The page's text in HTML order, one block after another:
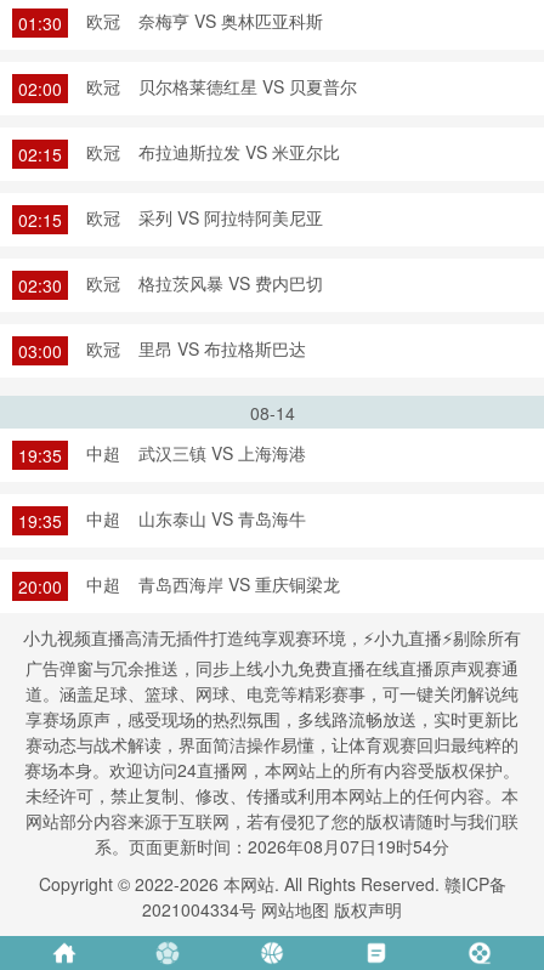
01:30 欧冠 奈梅亨 VS 奥林匹亚科斯
02:00 欧冠 贝尔格莱德红星 VS 贝夏普尔
02:15 欧冠 布拉迪斯拉发 VS 米亚尔比
02:15 欧冠 采列 VS 阿拉特阿美尼亚
02:30 欧冠 格拉茨风暴 VS 费内巴切
03:00 欧冠 里昂 VS 布拉格斯巴达
08-14
19:35
中超 武汉三镇 VS 上海海港
19:35 中超 山东泰山 VS 青岛海牛
20:00 中超 青岛西海岸 VS 重庆铜梁龙
小九视频直播高清无插件打造纯享观赛环境，⚡小九直播⚡剔除所有
广告弹窗与冗余推送，同步上线小九免费直播在线直播原声观赛通
道。涵盖足球、篮球、网球、电竞等精彩赛事，可一键关闭解说纯
享赛场原声，感受现场的热烈氛围，多线路流畅放送，实时更新比
赛动态与战术解读，界面简洁操作易懂，让体育观赛回归最纯粹的
赛场本身。欢迎访问24直播网，本网站上的所有内容受版权保护。
未经许可，禁止复制、修改、传播或利用本网站上的任何内容。本
网站部分内容来源于互联网，若有侵犯了您的版权请随时与我们联
系。页面更新时间：2026年08月07日19时54分
Copyright © 2022-2026 本网站. All Rights Reserved. 赣ICP备
2021004334号 网站地图 版权声明